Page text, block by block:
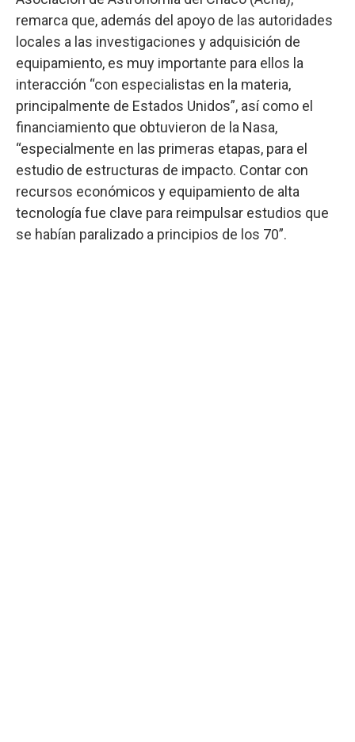
remarca que, además del apoyo de las autoridades
locales a las investigaciones y adquisición de
equipamiento, es muy importante para ellos la
interacción “con especialistas en la materia,
principalmente de Estados Unidos”, así como el
financiamiento que obtuvieron de la Nasa,
“especialmente en las primeras etapas, para el
estudio de estructuras de impacto. Contar con
recursos económicos y equipamiento de alta
tecnología fue clave para reimpulsar estudios que
se habían paralizado a principios de los 70”.